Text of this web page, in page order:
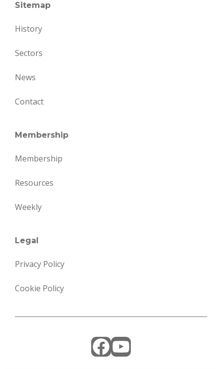
Sitemap
History
Sectors
News
Contact
Membership
Membership
Resources
Weekly
Legal
Privacy Policy
Cookie Policy
Facebook
YouTube